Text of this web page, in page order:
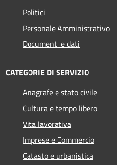
Politici
Personale Amministrativo
Documenti e dati
CATEGORIE DI SERVIZIO
Anagrafe e stato civile
Cultura e tempo libero
Vita lavorativa
Imprese e Commercio
Catasto e urbanistica